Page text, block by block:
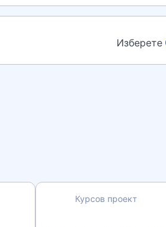
Изберете
Курсов проект